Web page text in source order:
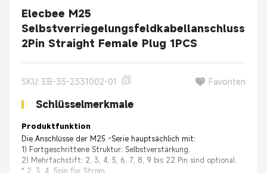
Elecbee M25
Selbstverriegelungsfeldkabellanschluss
2Pin Straight Female Plug 1PCS
SKU: EB-35-2331002-01 Favoriten
Schlüsselmerkmale
Produktfunktion
Die Anschlüsse der M25 -Serie hauptsächlich mit:
1) Fortgeschrittene Struktur: Selbstverstärkung.
2) Mehrfachstift: 2, 3, 4, 5, 6, 7, 8, 9 bis 22 Pin sind optional.
* 2, 3, 4, 5pin für Strom